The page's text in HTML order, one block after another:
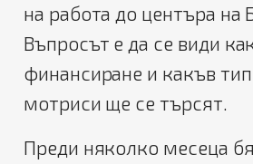
на работа до центъра на
Въпросът е да се види
финансиране и какъв
мотриси ще се търсят.
Преди няколко месеца